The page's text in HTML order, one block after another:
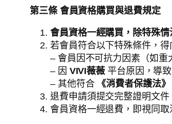
第三條 會員資格購買與退費規定
會員資格一經購買，除特殊
若會員符合以下特殊條件，得
– 會員因不可抗力因素（如重
– 因 VIVI薇薇 平台原因，導
– 其他符合
《消費者保護法》
退費申請須提交完整證明文
會員資格一經退費，即視同